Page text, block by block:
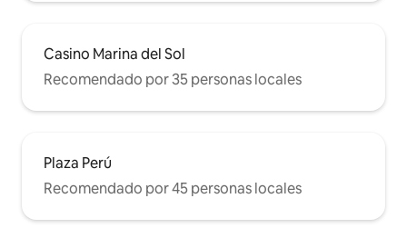
Casino Marina del Sol
Recomendado por 35 personas locales
Plaza Perú
Recomendado por 45 personas locales